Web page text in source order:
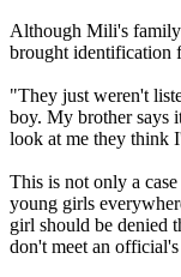
Although Mili's family
brought identification
"They just weren't
boy. My brother says
look at me they think
This is not only a
young girls
girl should be denied
don't meet an